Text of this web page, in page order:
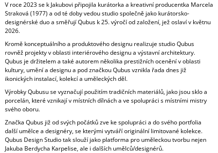
V roce 2023 se k Jakubovi připojila kurátorka a kreativní producentka Marcela
Straková (1977) a od té doby vedou studio společně jako kurátorsko-
designérské duo a směřují Qubus k 25. výročí od založení, jež oslaví v květnu
2026.
Kromě konceptuálního a produktového designu realizuje studio Qubus
rovněž projekty v oblasti interiérového designu a výstavní architektury.
Qubus je držitelem a také autorem několika prestižních ocenění v oblasti
kultury, umění a designu a pod značkou Qubus vznikla řada dnes již
ikonických instalací, kolekcí a uměleckých děl.
Výrobky Qubusu se vyznačují použitím tradičních materiálů, jako jsou sklo a
porcelán, které vznikají v místních dílnách a ve spolupráci s místními mistry
svého oboru.
Značka Qubus již od svých počátků zve ke spolupráci a do svého portfolia
další umělce a designéry, se kterými vytváří originální limitované kolekce.
Qubus Design Studio tak slouží jako platforma pro uměleckou tvorbu nejen
Jakuba Berdycha Karpelise, ale i dalších umělců/designérů.